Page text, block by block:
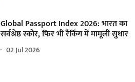
Global Passport Index 2026: भारत का
सर्वश्रेष्ठ स्कोर, फिर भी रैंकिंग में मामूली सुधार
02 Jul 2026